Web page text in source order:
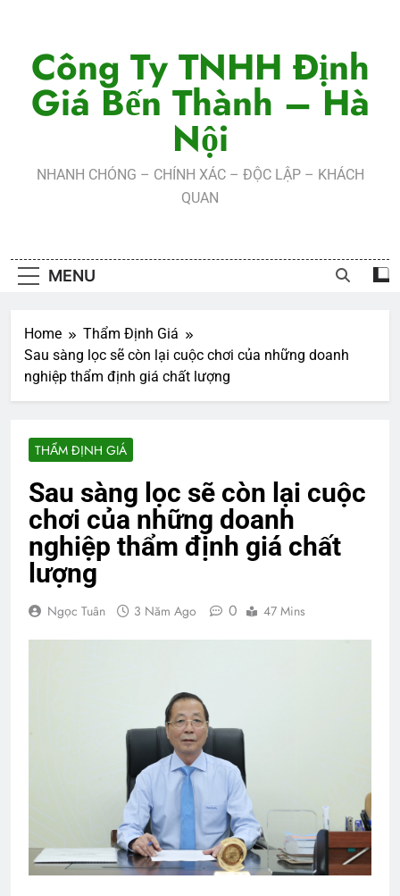
contentCông Ty TNHH Định
Giá Bến Thành – Hà
Nội
NHANH CHÓNG – CHÍNH XÁC – ĐỘC LẬP – KHÁCH
QUAN
MENU
Home
Thẩm Định Giá
Sau sàng lọc sẽ còn lại cuộc chơi của những doanh
nghiệp thẩm định giá chất lượng
THẨM ĐỊNH GIÁ
Sau sàng lọc sẽ còn lại cuộc
chơi của những doanh
nghiệp thẩm định giá chất
lượng
Ngọc Tuân 3 Năm Ago 0 47 Mins